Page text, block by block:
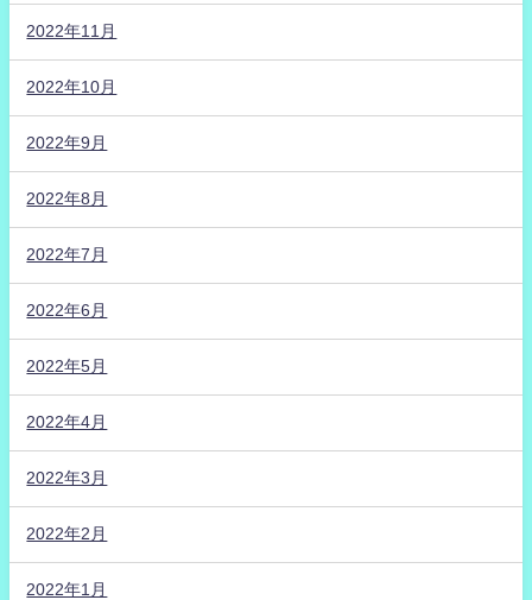
2022年11月
2022年10月
2022年9月
2022年8月
2022年7月
2022年6月
2022年5月
2022年4月
2022年3月
2022年2月
2022年1月